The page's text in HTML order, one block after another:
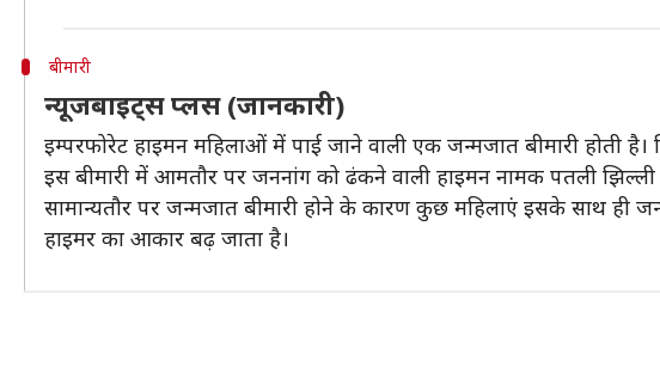
बीमारी
न्यूजबाइट्स प्लस (जानकारी)
इम्परफोरेट हाइमन महिलाओं में पाई जाने वाली एक जन्मजात बीमारी होती है।
इस बीमारी में आमतौर पर जननांग को ढंकने वाली हाइमन नामक पतली
सामान्यतौर पर जन्मजात बीमारी होने के कारण कुछ महिलाएं इसके साथ
हाइमर का आकार बढ़ जाता है।